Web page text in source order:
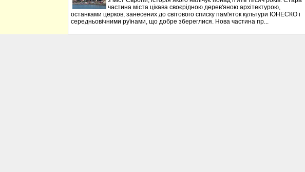
частина міста цікава своєрідною дерев'яною архітектурою,
останками церков, занесених до світового списку пам'яток культури ЮНЕСКО і
середньовічними руїнами, що добре збереглися. Нова частина пр...